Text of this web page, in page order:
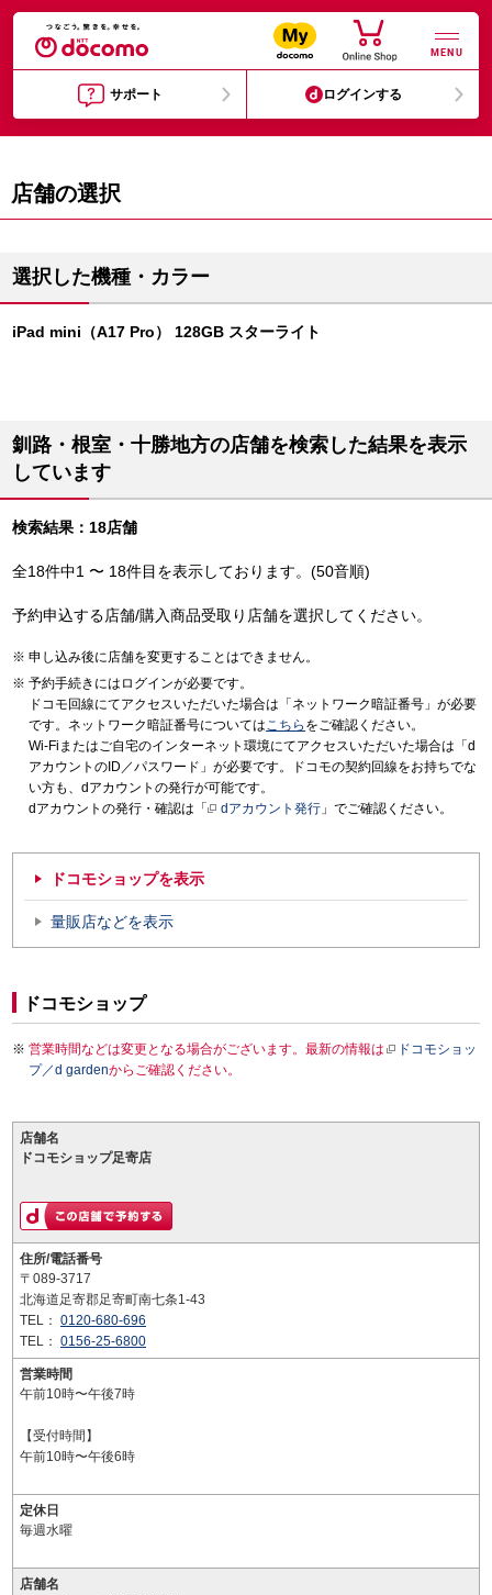
MENU
サポート ログインする
店舗の選択
選択した機種・カラー
iPad mini（A17 Pro） 128GB スターライト
釧路・根室・十勝地方の店舗を検索した結果を表示
しています
検索結果：18店舗
全18件中1 〜 18件目を表示しております。(50音順)
予約申込する店舗/購入商品受取り店舗を選択してください。
申し込み後に店舗を変更することはできません。
予約手続きにはログインが必要です。
ドコモ回線にてアクセスいただいた場合は「ネットワーク暗証番号」が必要
です。ネットワーク暗証番号についてはこちら をご確認ください。
Wi-Fiまたはご自宅のインターネット環境にてアクセスいただいた場合は「d
アカウントのID／パスワード」が必要です。ドコモの契約回線をお持ちでな
い方も、dアカウントの発行が可能です。
dアカウントの発行・確認は「
dアカウント発行 」でご確認ください。
ドコモショップを表示
量販店などを表示
ドコモショップ
営業時間などは変更となる場合がございます。最新の情報は
ドコモショッ
プ／d gardenからご確認ください。
店舗名
ドコモショップ足寄店
住所/電話番号
〒089-3717
北海道足寄郡足寄町南七条1-43
TEL： 0120-680-696
TEL： 0156-25-6800
営業時間
午前10時〜午後7時
【受付時間】
午前10時〜午後6時
定休日
毎週水曜
店舗名